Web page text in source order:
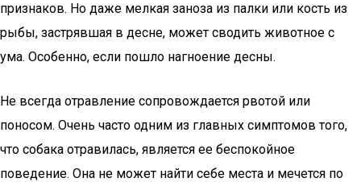
признаков. Но даже мелкая заноза из палки или кость из
рыбы, застрявшая в десне, может сводить животное с
ума. Особенно, если пошло нагноение десны.
Не всегда отравление сопровождается рвотой или
поносом. Очень часто одним из главных симптомов того,
что собака отравилась, является ее беспокойное
поведение. Она не может найти себе места и мечется по